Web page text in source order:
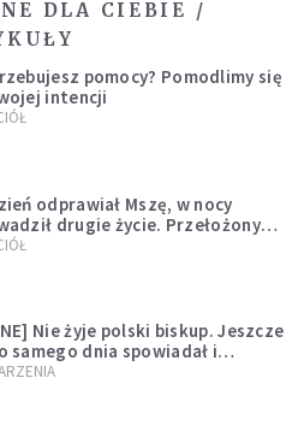
DLA CIEBIE /
pomocy? Pomodlimy się
intencji
odprawiał Mszę, w nocy
drugie życie. Przełożony
mu opuścić zakon
Nie żyje polski biskup. Jeszcze
samego dnia spowiadał i
Mszę świętą